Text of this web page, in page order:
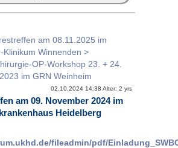
am 08.11.2025 im
Klinikum Winnenden >
OP-Workshop 23. + 24.
im GRN Weinheim
02.10.2024 14:38 Alter: 2 yrs
am 09. November 2024 im
Heidelberg
fileadmin/pdf/